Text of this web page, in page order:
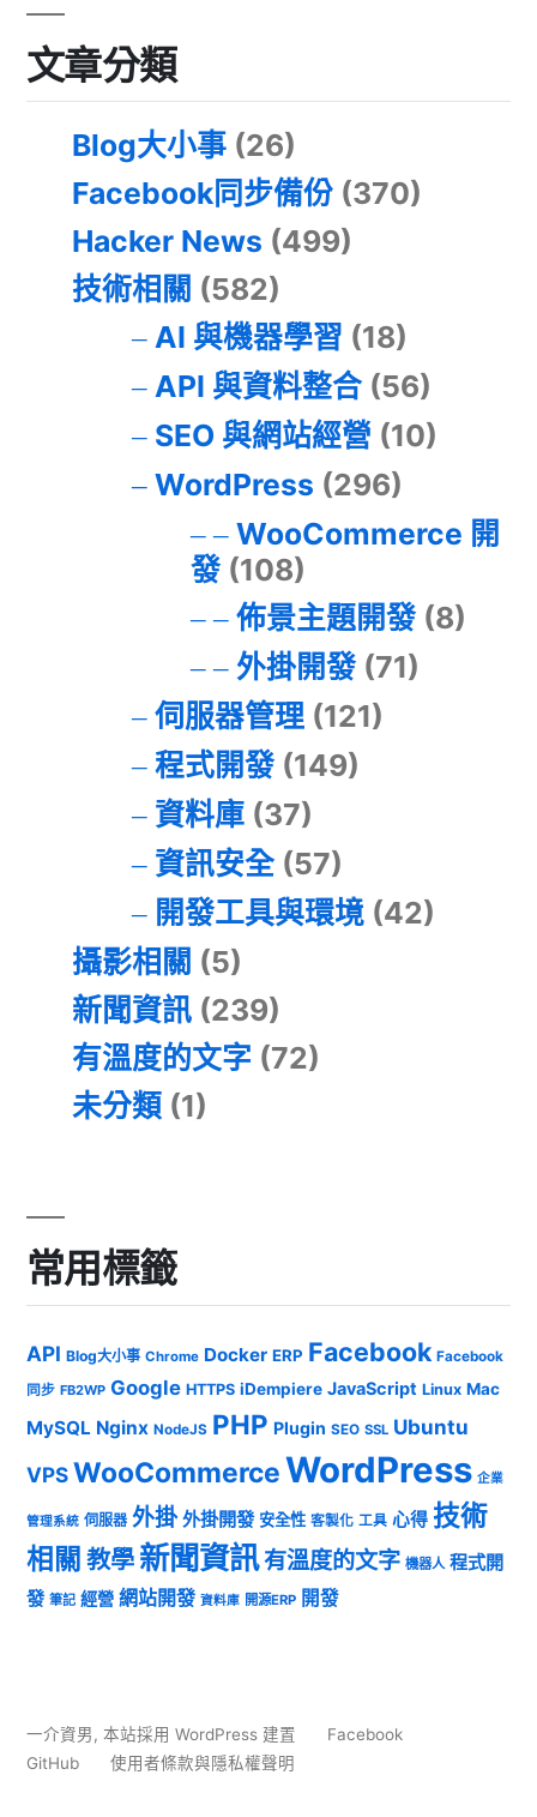
文章分類
Blog大小事 (26)
Facebook同步備份 (370)
Hacker News (499)
技術相關 (582)
AI 與機器學習 (18)
API 與資料整合(56)
SEO 與網站經營 (10)
WordPress (296)
WooCommerce 開
發(108)
佈景主題開發(8)
外掛開發(71)
伺服器管理(121)
程式開發(149)
資料庫(37)
資訊安全(57)
開發工具與環境(42)
攝影相關 (5)
新聞資訊 (239)
有溫度的文字 (72)
未分類 (1)
常用標籤
API Blog大小事 Chrome Docker ERP Facebook Facebook
同步 FB2WP Google HTTPS iDempiere JavaScript Linux Mac
MySQL Nginx NodeJS PHP Plugin SEO SSL Ubuntu
VPSWooCommerceWordPress 企業
管理系統 伺服器 外掛 外掛開發 安全性 客製化 工具 心得 技術
相關 教學 新聞資訊有溫度的文字 機器人 程式開
發 筆記 經營 網站開發 資料庫 開源ERP 開發
一介資男, 本站採用 WordPress 建置
Facebook
GitHub
使用者條款與隱私權聲明